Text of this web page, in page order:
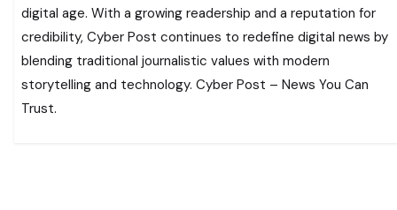
digital age. With a growing readership and a reputation for
credibility, Cyber Post continues to redefine digital news by
blending traditional journalistic values with modern
storytelling and technology. Cyber Post – News You Can
Trust.